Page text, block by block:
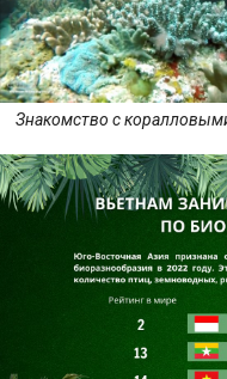
Знакомство с